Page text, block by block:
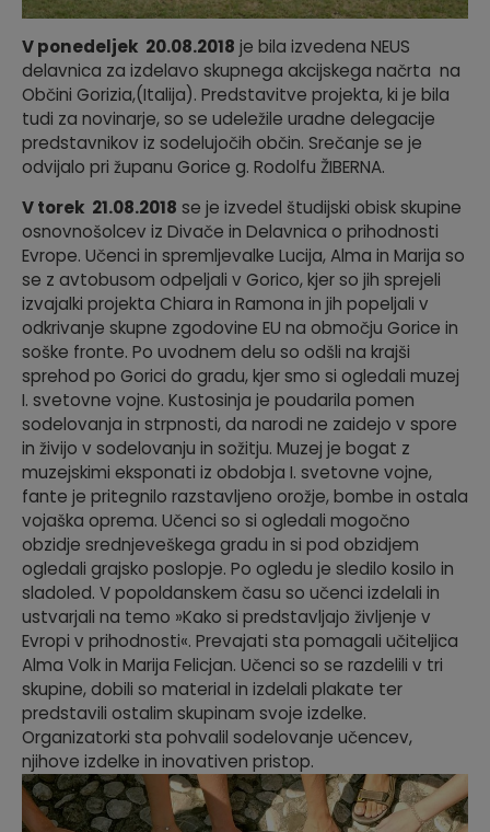
V ponedeljek 20.08.2018 je bila izvedena NEUS
delavnica za izdelavo skupnega akcijskega načrta na
Občini Gorizia,(Italija). Predstavitve projekta, ki je bila
tudi za novinarje, so se udeležile uradne delegacije
predstavnikov iz sodelujočih občin. Srečanje se je
odvijalo pri županu Gorice g. Rodolfu ŽIBERNA.
V torek 21.08.2018 se je izvedel študijski obisk skupine
osnovnošolcev iz Divače in Delavnica o prihodnosti
Evrope. Učenci in spremljevalke Lucija, Alma in Marija so
se z avtobusom odpeljali v Gorico, kjer so jih sprejeli
izvajalki projekta Chiara in Ramona in jih popeljali v
odkrivanje skupne zgodovine EU na območju Gorice in
soške fronte. Po uvodnem delu so odšli na krajši
sprehod po Gorici do gradu, kjer smo si ogledali muzej
I. svetovne vojne. Kustosinja je poudarila pomen
sodelovanja in strpnosti, da narodi ne zaidejo v spore
in živijo v sodelovanju in sožitju. Muzej je bogat z
muzejskimi eksponati iz obdobja I. svetovne vojne,
fante je pritegnilo razstavljeno orožje, bombe in ostala
vojaška oprema. Učenci so si ogledali mogočno
obzidje srednjeveškega gradu in si pod obzidjem
ogledali grajsko poslopje. Po ogledu je sledilo kosilo in
sladoled. V popoldanskem času so učenci izdelali in
ustvarjali na temo »Kako si predstavljajo življenje v
Evropi v prihodnosti«. Prevajati sta pomagali učiteljica
Alma Volk in Marija Felicjan. Učenci so se razdelili v tri
skupine, dobili so material in izdelali plakate ter
predstavili ostalim skupinam svoje izdelke.
Organizatorki sta pohvalil sodelovanje učencev,
njihove izdelke in inovativen pristop.